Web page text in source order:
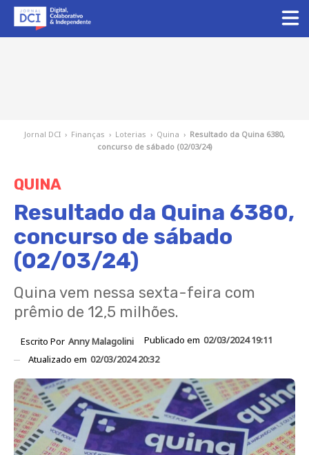
Jornal DCI › Finanças › Loterias › Quina › Resultado da Quina 6380,
concurso de sábado (02/03/24)
QUINA
Resultado da Quina 6380,
concurso de sábado
(02/03/24)
Quina vem nessa sexta-feira com
prêmio de 12,5 milhões.
Escrito Por Anny Malagolini Publicado em 02/03/2024 19:11
Atualizado em 02/03/2024 20:32